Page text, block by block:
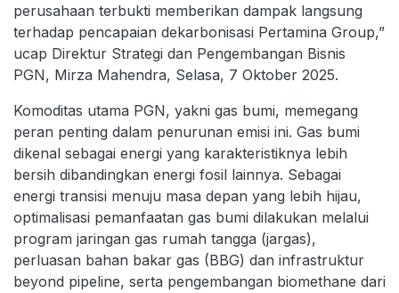
perusahaan terbukti memberikan dampak langsung
terhadap pencapaian dekarbonisasi Pertamina Group,”
ucap Direktur Strategi dan Pengembangan Bisnis
PGN, Mirza Mahendra, Selasa, 7 Oktober 2025.
Komoditas utama PGN, yakni gas bumi, memegang
peran penting dalam penurunan emisi ini. Gas bumi
dikenal sebagai energi yang karakteristiknya lebih
bersih dibandingkan energi fosil lainnya. Sebagai
energi transisi menuju masa depan yang lebih hijau,
optimalisasi pemanfaatan gas bumi dilakukan melalui
program jaringan gas rumah tangga (jargas),
perluasan bahan bakar gas (BBG) dan infrastruktur
beyond pipeline, serta pengembangan biomethane dari